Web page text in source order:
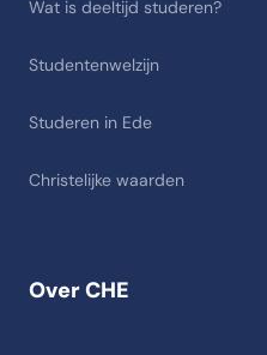
Over CHE
Wat is deeltijd studeren?
Studentenwelzijn
Studeren in Ede
Christelijke waarden